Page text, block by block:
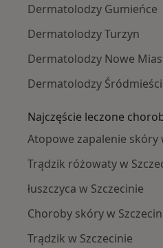
Dermatolodzy Gumieńce
Dermatolodzy Turzyn
Dermatolodzy Nowe
Dermatolodzy
Najczęście leczone
Atopowe zapalenie skóry
Trądzik różowaty w
łuszczyca w Szczecinie
Choroby skóry w
Trądzik w Szczecinie